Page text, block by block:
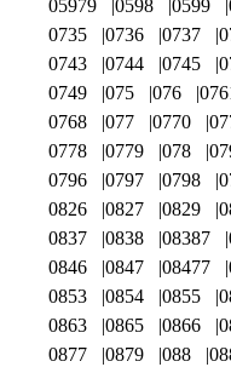
05979
0598 0599
0735
0736 0737
0743
0744 0745
0749
075 076
0768
077 0770
0778
0779 078
0796
0797 0798
0826
0827 0829
0837
0838 08387
0846
0847 08477
0853
0854 0855
0863
0865 0866
0877
0879 088